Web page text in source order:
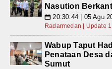
Nasution
📅 20:30:44 | 05 Agu
Radarmedan | Update
Wabup Taput
Penataan Desa
Sumut